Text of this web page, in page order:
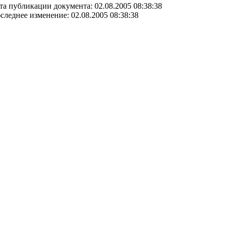
публикации документа: 02.08.2005 08:38:38
изменение: 02.08.2005 08:38:38